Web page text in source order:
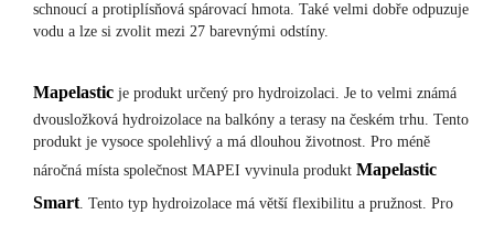
schnoucí a protiplísňová spárovací hmota. Také velmi dobře odpuzuje
vodu a lze si zvolit mezi 27 barevnými odstíny.
Mapelastic je produkt určený pro hydroizolaci. Je to velmi známá
dvousložková hydroizolace na balkóny a terasy na českém trhu. Tento
produkt je vysoce spolehlivý a má dlouhou životnost. Pro méně
náročná místa společnost MAPEI vyvinula produkt Mapelastic
Smart. Tento typ hydroizolace má větší flexibilitu a pružnost. Pro